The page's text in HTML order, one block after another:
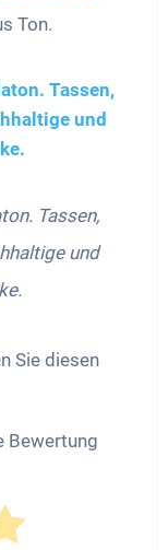
Ton.
Tassen,
und
Sie diesen
Bewertung